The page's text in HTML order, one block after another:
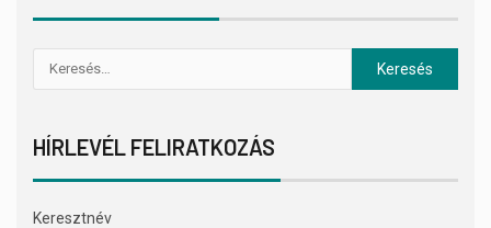
HÍRLEVÉL FELIRATKOZÁS
Keresztnév